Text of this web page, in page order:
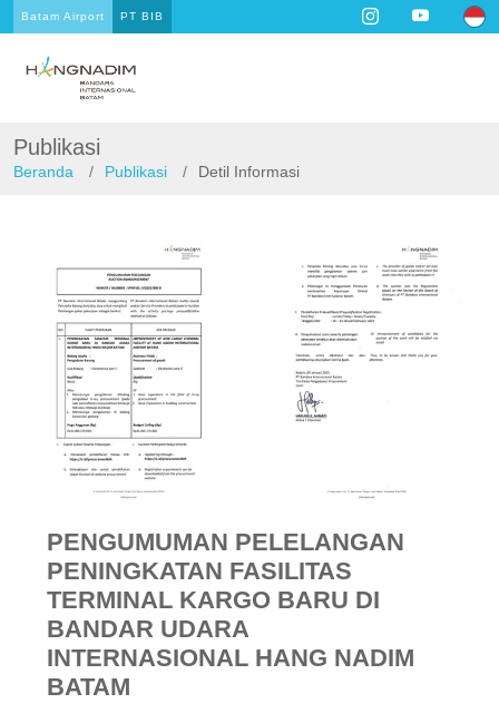
Batam Airport PT BIB
Publikasi
Beranda Publikasi Detil Informasi
PENGUMUMAN PELELANGAN
PENINGKATAN FASILITAS
TERMINAL KARGO BARU DI
BANDAR UDARA
INTERNASIONAL HANG NADIM
BATAM